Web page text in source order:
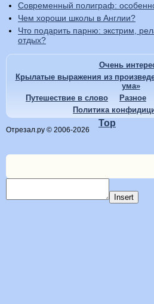
Современный полиграф:
Чем хороши школы в Англии?
Что подарить парню: экстрим,
отдых?
Очень
Крылатые выражения из
ума»
Путешествие в слово
Разное
Политика
Отрезал.ру © 2006-2026
Top
Insert